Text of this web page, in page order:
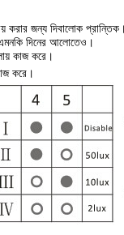
করার জন্য দিবালোক প্রান্তিক।
দিনের আলোতেও।
কাজ করে।
করে।